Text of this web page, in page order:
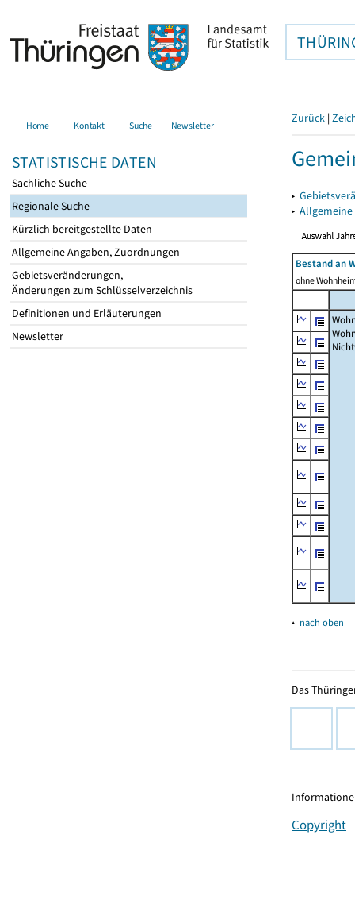
Home Kontakt Suche Newsletter
STATISTISCHE DATEN
Sachliche Suche
Regionale Suche
Kürzlich bereitgestellte Daten
Allgemeine Angaben, Zuordnungen
Gebietsveränderungen,
Änderungen zum Schlüsselverzeichnis
Definitionen und Erläuterungen
Newsletter
Zurück |
▸
▸
Bestand an
ohne
▴ nach oben
Das
Copyright